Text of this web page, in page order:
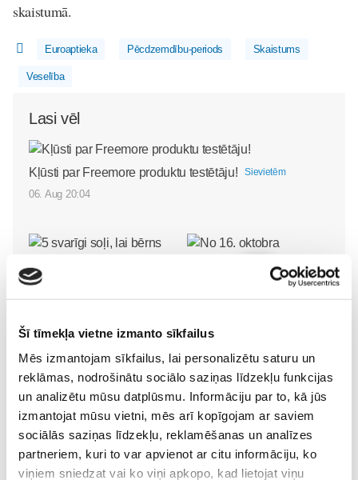
Šī tīmekļa vietne izmanto sīkfailus
Mēs izmantojam sīkfailus, lai personalizētu saturu un
reklāmas, nodrošinātu sociālo saziņas līdzekļu funkcijas
un analizētu mūsu datplūsmu. Informāciju par to, kā jūs
izmantojat mūsu vietni, mēs arī kopīgojam ar saviem
sociālās saziņas līdzekļu, reklamēšanas un analīzes
partneriem, kuri to var apvienot ar citu informāciju, ko
viņiem sniedzat vai ko viņi apkopo, kad lietojat viņu
skaistumā.
Euroaptieka Pēcdzemdību-periods Skaistums
Veselība
Lasi vēl
Kļūsti par Freemore produktu testētāju! Sievietēm
06. Aug 20:04
5 svarīgi soļi, lai bērns
gatavs mācībām
06. Aug 10:24
durvis uz divām
pasaulēm: publicēts
filmas “Kristofers un divu
pasauļu atslēga” treileris
Sievietēm
05. Aug 12:00